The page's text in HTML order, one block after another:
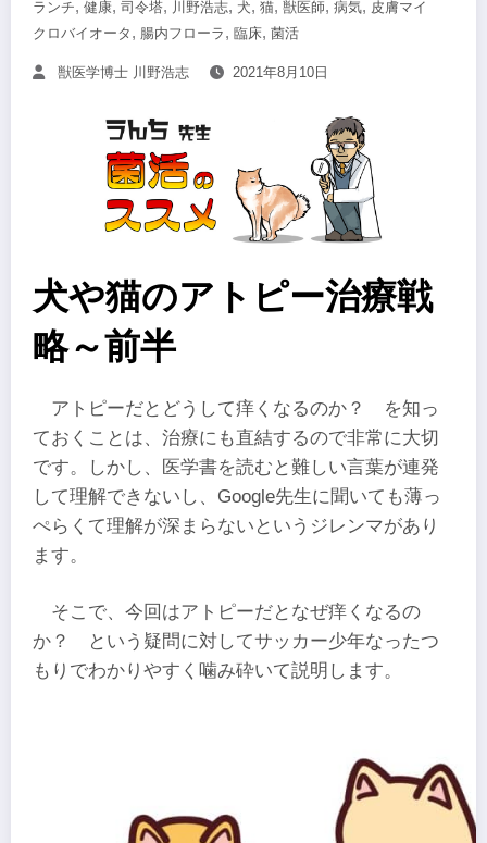
ランチ, 健康, 司令塔, 川野浩志, 犬, 猫, 獣医師, 病気, 皮膚マイ
クロバイオータ , 腸内フローラ , 臨床, 菌活
獣医学博士 川野浩志 2021年8月10日
犬や猫のアトピー治療戦
略～前半
アトピーだとどうして痒くなるのか？ を知っ
ておくことは、治療にも直結するので非常に大切
です。しかし、医学書を読むと難しい言葉が連発
して理解できないし、Google先生に聞いても薄っ
ぺらくて理解が深まらないというジレンマがあり
ます。
そこで、今回はアトピーだとなぜ痒くなるの
か？ という疑問に対してサッカー少年なったつ
もりでわかりやすく噛み砕いて説明します。